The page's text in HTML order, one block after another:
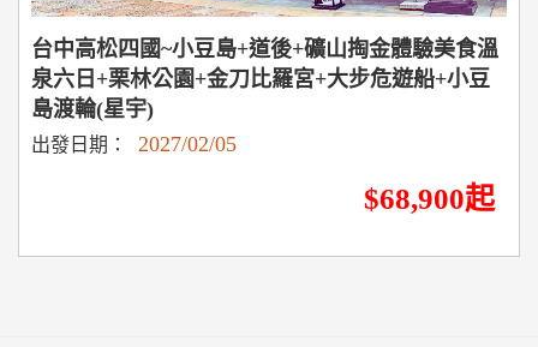
台中高松四國~小豆島+道後+礦山掏金體驗美食溫
泉六日+栗林公園+金刀比羅宮+大步危遊船+小豆
島渡輪(星宇)
出發日期： 2027/02/05
$68,900起